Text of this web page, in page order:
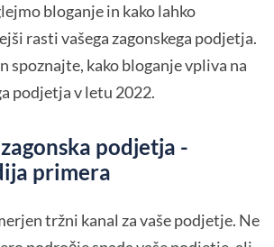
bloganje in kako lahko
rasti vašega zagonskega podjetja.
spoznajte, kako bloganje vpliva na
podjetja v letu 2022.
podjetja -
primera
tržni kanal za vaše podjetje. Ne